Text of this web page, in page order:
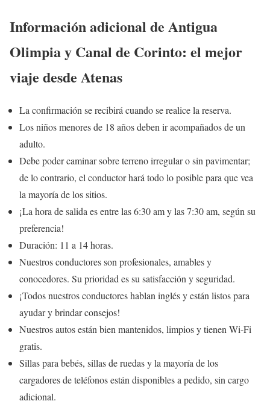
Información adicional de Antigua
Olimpia y Canal de Corinto: el mejor
viaje desde Atenas
La confirmación se recibirá cuando se realice la reserva.
Los niños menores de 18 años deben ir acompañados de un
adulto.
Debe poder caminar sobre terreno irregular o sin pavimentar;
de lo contrario, el conductor hará todo lo posible para que vea
la mayoría de los sitios.
¡La hora de salida es entre las 6:30 am y las 7:30 am, según su
preferencia!
Duración: 11 a 14 horas.
Nuestros conductores son profesionales, amables y
conocedores. Su prioridad es su satisfacción y seguridad.
¡Todos nuestros conductores hablan inglés y están listos para
ayudar y brindar consejos!
Nuestros autos están bien mantenidos, limpios y tienen Wi-Fi
gratis.
Sillas para bebés, sillas de ruedas y la mayoría de los
cargadores de teléfonos están disponibles a pedido, sin cargo
adicional.